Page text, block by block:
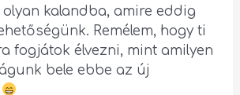
kalandba, amire eddig
Remélem, hogy ti
fogjátok élvezni, mint amilyen
bele ebbe az új